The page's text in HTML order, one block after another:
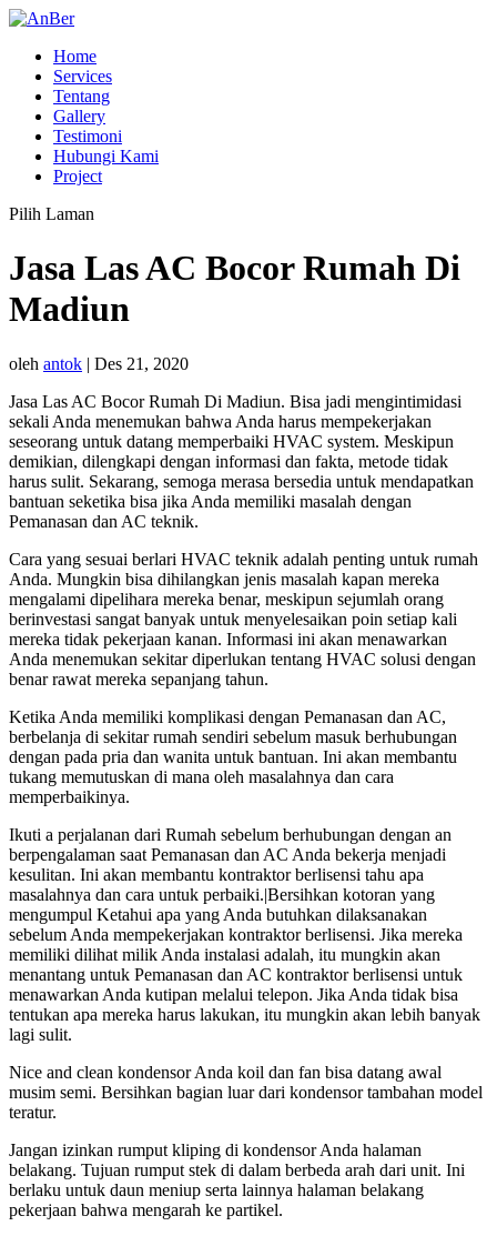
Home
Services
Tentang
Gallery
Testimoni
Hubungi Kami
Project
Pilih Laman
Jasa Las AC Bocor Rumah Di
Madiun
oleh antok | Des 21, 2020
Jasa Las AC Bocor Rumah Di Madiun. Bisa jadi mengintimidasi
sekali Anda menemukan bahwa Anda harus mempekerjakan
seseorang untuk datang memperbaiki HVAC system. Meskipun
demikian, dilengkapi dengan informasi dan fakta, metode tidak
harus sulit. Sekarang, semoga merasa bersedia untuk mendapatkan
bantuan seketika bisa jika Anda memiliki masalah dengan
Pemanasan dan AC teknik.
Cara yang sesuai berlari HVAC teknik adalah penting untuk rumah
Anda. Mungkin bisa dihilangkan jenis masalah kapan mereka
mengalami dipelihara mereka benar, meskipun sejumlah orang
berinvestasi sangat banyak untuk menyelesaikan poin setiap kali
mereka tidak pekerjaan kanan. Informasi ini akan menawarkan
Anda menemukan sekitar diperlukan tentang HVAC solusi dengan
benar rawat mereka sepanjang tahun.
Ketika Anda memiliki komplikasi dengan Pemanasan dan AC,
berbelanja di sekitar rumah sendiri sebelum masuk berhubungan
dengan pada pria dan wanita untuk bantuan. Ini akan membantu
tukang memutuskan di mana oleh masalahnya dan cara
memperbaikinya.
Ikuti a perjalanan dari Rumah sebelum berhubungan dengan an
berpengalaman saat Pemanasan dan AC Anda bekerja menjadi
kesulitan. Ini akan membantu kontraktor berlisensi tahu apa
masalahnya dan cara untuk perbaiki.|Bersihkan kotoran yang
mengumpul Ketahui apa yang Anda butuhkan dilaksanakan
sebelum Anda mempekerjakan kontraktor berlisensi. Jika mereka
memiliki dilihat milik Anda instalasi adalah, itu mungkin akan
menantang untuk Pemanasan dan AC kontraktor berlisensi untuk
menawarkan Anda kutipan melalui telepon. Jika Anda tidak bisa
tentukan apa mereka harus lakukan, itu mungkin akan lebih banyak
lagi sulit.
Nice and clean kondensor Anda koil dan fan bisa datang awal
musim semi. Bersihkan bagian luar dari kondensor tambahan model
teratur.
Jangan izinkan rumput kliping di kondensor Anda halaman
belakang. Tujuan rumput stek di dalam berbeda arah dari unit. Ini
berlaku untuk daun meniup serta lainnya halaman belakang
pekerjaan bahwa mengarah ke partikel.